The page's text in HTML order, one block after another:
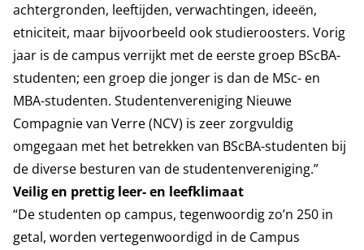
achtergronden, leeftijden, verwachtingen, ideeën,
etniciteit, maar bijvoorbeeld ook studieroosters. Vorig
jaar is de campus verrijkt met de eerste groep BScBA-
studenten; een groep die jonger is dan de MSc- en
MBA-studenten. Studentenvereniging Nieuwe
Compagnie van Verre (NCV) is zeer zorgvuldig
omgegaan met het betrekken van BScBA-studenten bij
de diverse besturen van de studentenvereniging.”
Veilig en prettig leer- en leefklimaat
“De studenten op campus, tegenwoordig zo’n 250 in
getal, worden vertegenwoordigd in de Campus